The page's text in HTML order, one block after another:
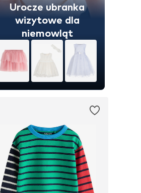
Urocze ubranka
wizytowe dla
niemowląt